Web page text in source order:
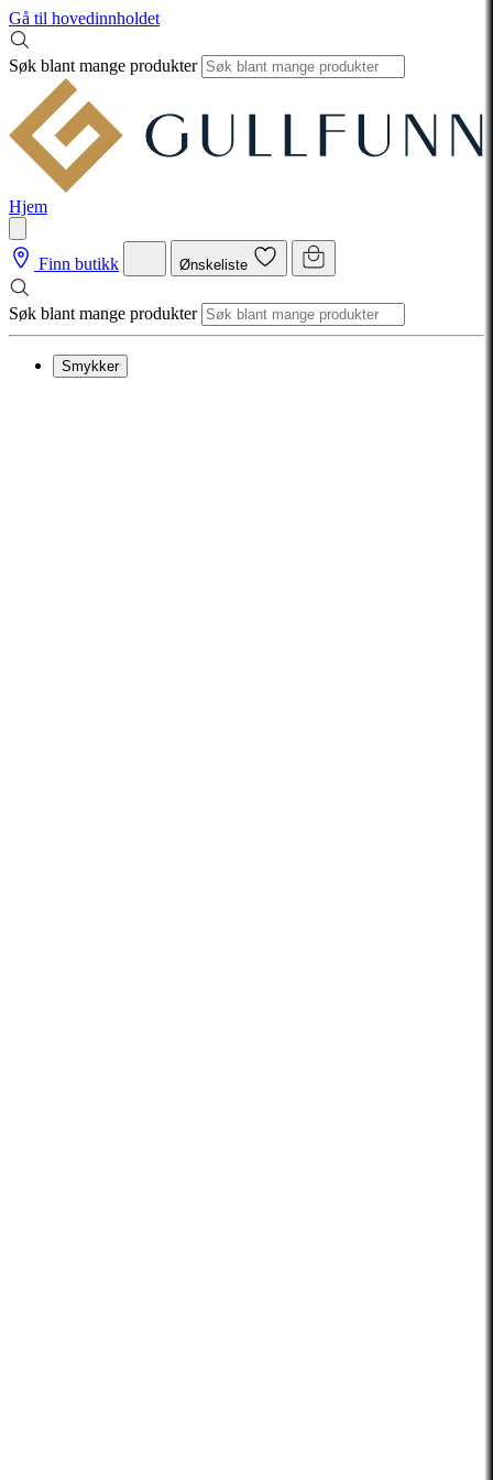
Gå til hovedinnholdet
Søk blant mange produkter
Hjem
Finn butikk Ønskeliste
Søk blant mange produkter
Smykker